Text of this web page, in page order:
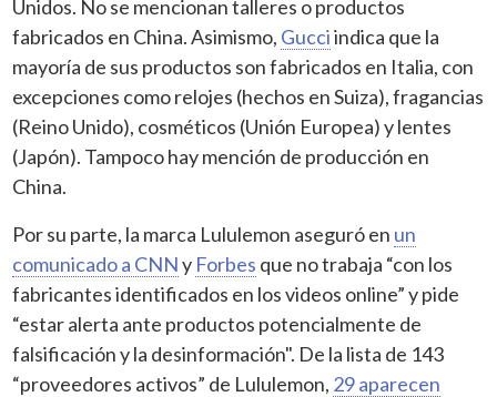
Unidos. No se mencionan talleres o productos
fabricados en China. Asimismo, Gucciindica que la
mayoría de sus productos son fabricados en Italia, con
excepciones como relojes (hechos en Suiza), fragancias
(Reino Unido), cosméticos (Unión Europea) y lentes
(Japón). Tampoco hay mención de producción en
China.
Por su parte, la marca Lululemon aseguró en un
comunicado a CNNy Forbes que no trabaja “con los
fabricantes identificados en los videos online” y pide
“estar alerta ante productos potencialmente de
falsificación y la desinformación". De la lista de 143
“proveedores activos” de Lululemon, 29 aparecen